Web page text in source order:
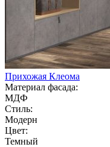
Прихожая Клеома
Материал фасада:
МДФ
Стиль:
Модерн
Цвет:
Темный